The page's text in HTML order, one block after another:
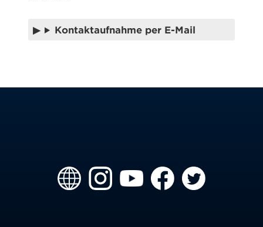
Kontaktaufnahme per E-Mail